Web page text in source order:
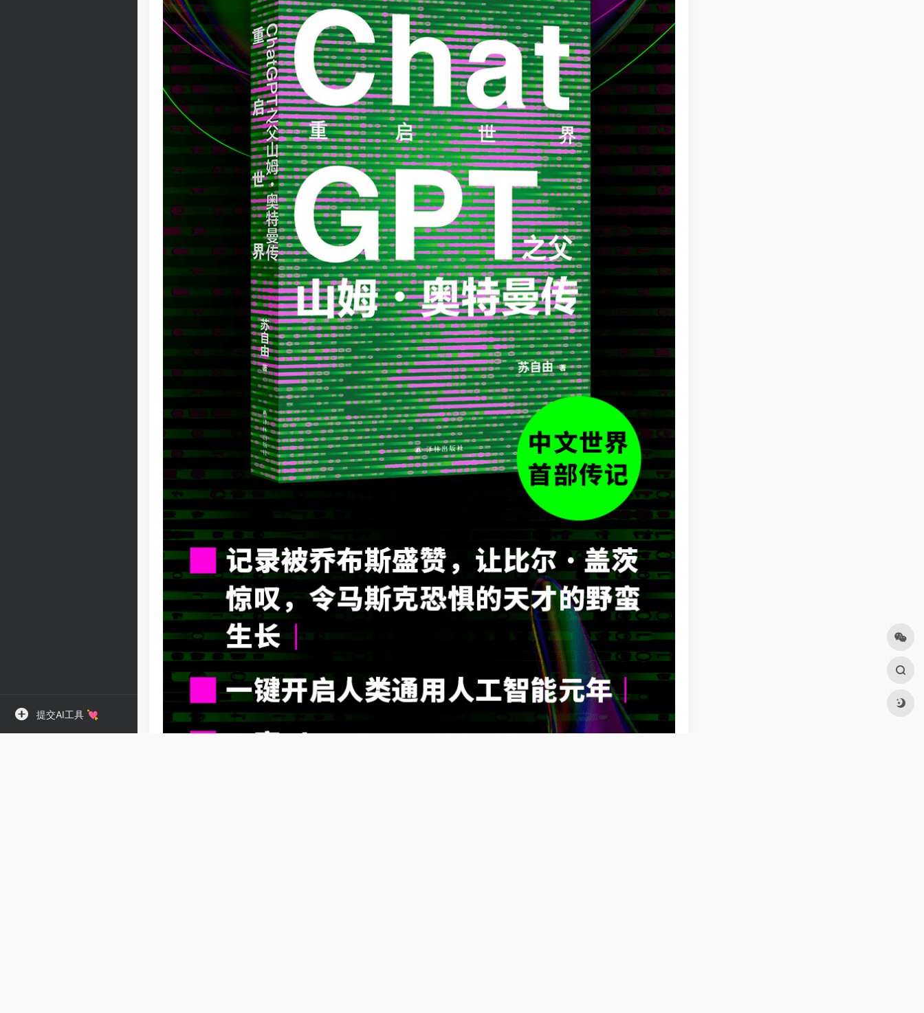
提交AI工具 💘